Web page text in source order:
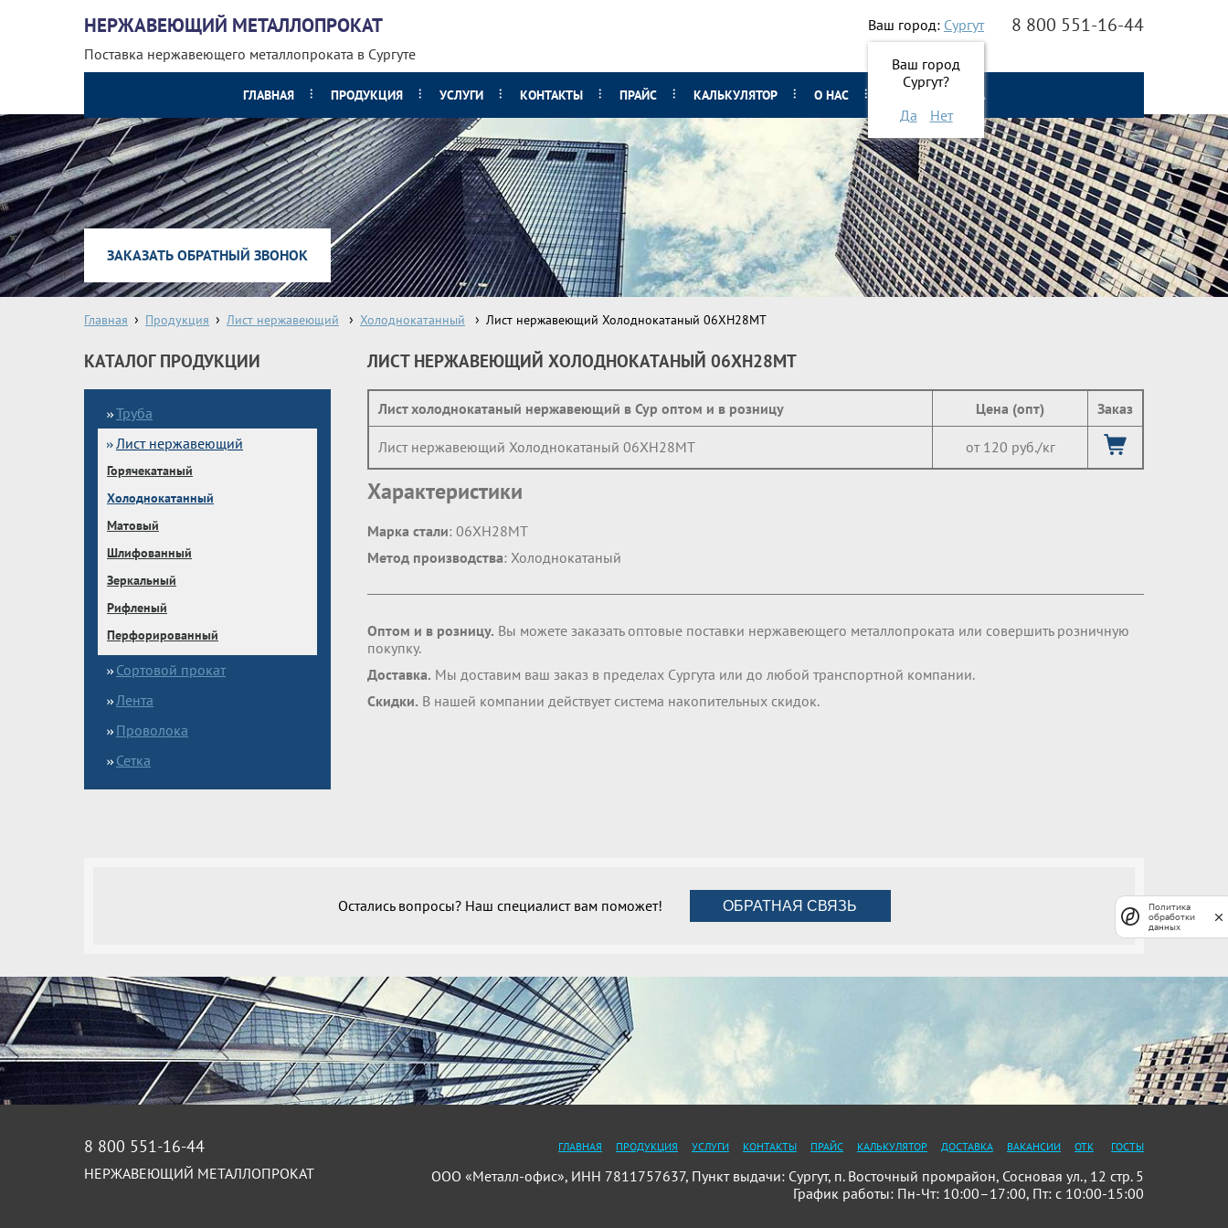
НЕРЖАВЕЮЩИЙ МЕТАЛЛОПРОКАТ
Поставка нержавеющего металлопроката в Сургуте
Ваш город: Сургут
Ваш город
Сургут?
Да
Нет
8 800 551-16-44
ГЛАВНАЯ ПРОДУКЦИЯ УСЛУГИ КОНТАКТЫ ПРАЙС КАЛЬКУЛЯТОР О НАС ОНЛАЙН ЗАЯВКА
ЗАКАЗАТЬ ОБРАТНЫЙ ЗВОНОК
Главная Продукция Лист нержавеющий Холоднокатанный Лист нержавеющий Холоднокатаный 06ХН28МТ
КАТАЛОГ ПРОДУКЦИИ
Труба
Лист нержавеющий
Горячекатаный
Холоднокатанный
Матовый
Шлифованный
Зеркальный
Рифленый
Перфорированный
Сортовой прокат
Лента
Проволока
Сетка
ЛИСТ НЕРЖАВЕЮЩИЙ ХОЛОДНОКАТАНЫЙ 06ХН28МТ
Лист холоднокатаный нержавеющий в Сур оптом и в розницу Цена (опт) Заказ
Лист нержавеющий Холоднокатаный 06ХН28МТ от 120 руб./кг
Характеристики
Марка стали: 06ХН28МТ
Метод производства: Холоднокатаный
Оптом и в розницу. Вы можете заказать оптовые поставки нержавеющего металлопроката или совершить розничную
покупку.
Доставка. Мы доставим ваш заказ в пределах Сургута или до любой транспортной компании.
Скидки. В нашей компании действует система накопительных скидок.
Остались вопросы? Наш специалист вам поможет! ОБРАТНАЯ СВЯЗЬ
8 800 551-16-44
НЕРЖАВЕЮЩИЙ МЕТАЛЛОПРОКАТ
ГЛАВНАЯ ПРОДУКЦИЯ УСЛУГИ КОНТАКТЫ ПРАЙС КАЛЬКУЛЯТОР ДОСТАВКА ВАКАНСИИ ОТК ГОСТЫ
ООО «Металл-офис», ИНН 7811757637, Пункт выдачи: Сургут, п. Восточный промрайон, Сосновая ул., 12 стр. 5
График работы: Пн-Чт: 10:00–17:00, Пт: с 10:00-15:00
Политика
обработки
данных